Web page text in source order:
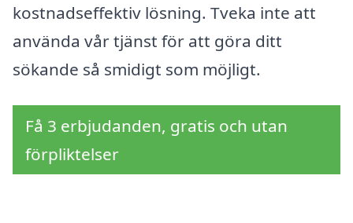
kostnadseffektiv lösning. Tveka inte att
använda vår tjänst för att göra ditt
sökande så smidigt som möjligt.
Få 3 erbjudanden, gratis och utan
förpliktelser